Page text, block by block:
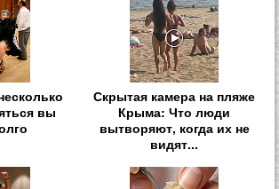
вы
Скрытая камера на пляже
Крыма: Что люди
вытворяют, когда их не
видят...